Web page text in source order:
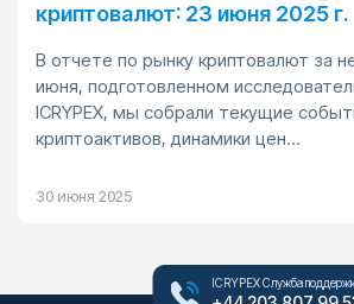
криптовалют: 23 июня 2025 г.
В отчете по рынку криптовалют за
июня, подготовленном
ICRYPEX, мы собрали текущие
криптоактивов, динамики цен...
30 июня 2025
ICRYPEX Служба